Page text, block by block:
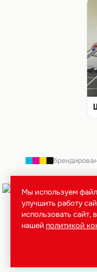
Мы используем
улучшить работу
использовать сайт,
нашей политикой